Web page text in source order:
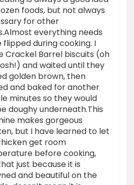
foods, but not always
for other
everything needs
flipped during cooking. I
Crackel Barrel biscuits (oh
and waited until they
golden brown, then
and baked for another
minutes so they would
doughy underneath.This
makes gorgeous
but I have learned to let
get room
before cooking,
just because it is
and beautiful on the